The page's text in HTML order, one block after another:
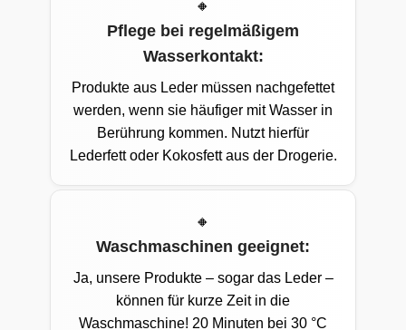
Pflege bei regelmäßigem
Wasserkontakt:
Produkte aus Leder müssen nachgefettet
werden, wenn sie häufiger mit Wasser in
Berührung kommen. Nutzt hierfür
Lederfett oder Kokosfett aus der Drogerie.
Waschmaschinen geeignet:
Ja, unsere Produkte – sogar das Leder –
können für kurze Zeit in die
Waschmaschine! 20 Minuten bei 30 °C